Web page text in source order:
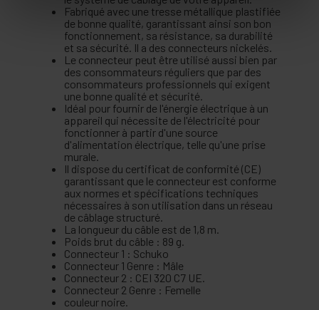
Fabriqué avec une tresse métallique plastifiée
de bonne qualité, garantissant ainsi son bon
fonctionnement, sa résistance, sa durabilité
et sa sécurité. Il a des connecteurs nickelés.
Le connecteur peut être utilisé aussi bien par
des consommateurs réguliers que par des
consommateurs professionnels qui exigent
une bonne qualité et sécurité.
Idéal pour fournir de l'énergie électrique à un
appareil qui nécessite de l'électricité pour
fonctionner à partir d'une source
d'alimentation électrique, telle qu'une prise
murale.
Il dispose du certificat de conformité (CE)
garantissant que le connecteur est conforme
aux normes et spécifications techniques
nécessaires à son utilisation dans un réseau
de câblage structuré.
La longueur du câble est de 1,8 m.
Poids brut du câble : 89 g.
Connecteur 1 : Schuko
Connecteur 1 Genre : Mâle
Connecteur 2 : CEI 320 C7 UE.
Connecteur 2 Genre : Femelle
couleur noire.